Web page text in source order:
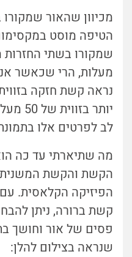
מכיוון שהאור
מעלות, הרי שכאשר
יותר
לב לפרטים אלו
מה שתיארתי עד כה
הקשת והקשת המשנית,
הפיזיקה הקלאסית.
קשת ברורה, ניתן
פסים של אור וחושך
שנראה בצילום להלן: